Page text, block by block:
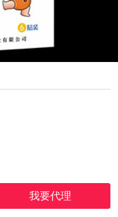
我要代理